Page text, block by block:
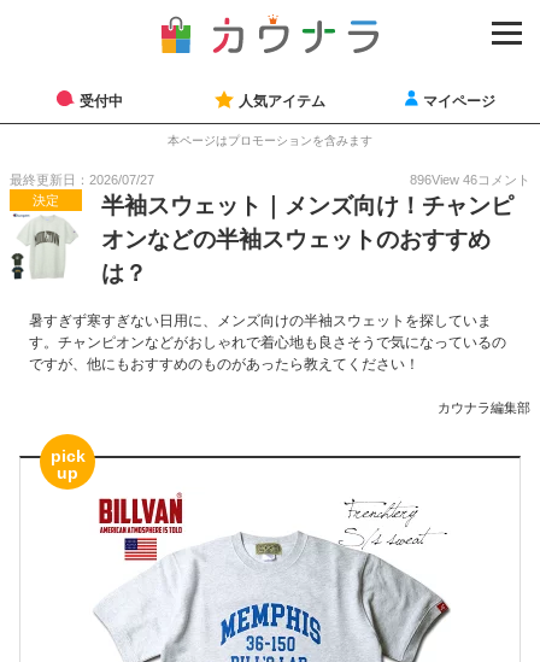
受付中 人気アイテム マイページ
本ページはプロモーションを含みます
最終更新日：2026/07/27 896View 46コメント
決定
半袖スウェット｜メンズ向け！チャンピ
オンなどの半袖スウェットのおすすめ
は？
暑すぎず寒すぎない日用に、メンズ向けの半袖スウェットを探していま
す。チャンピオンなどがおしゃれで着心地も良さそうで気になっているの
ですが、他にもおすすめのものがあったら教えてください！
カウナラ編集部
pick
up